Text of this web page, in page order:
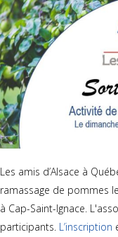
Les amis d’Alsace à
ramassage de pommes
à Cap-Saint-Ignace.
participants. L’inscription